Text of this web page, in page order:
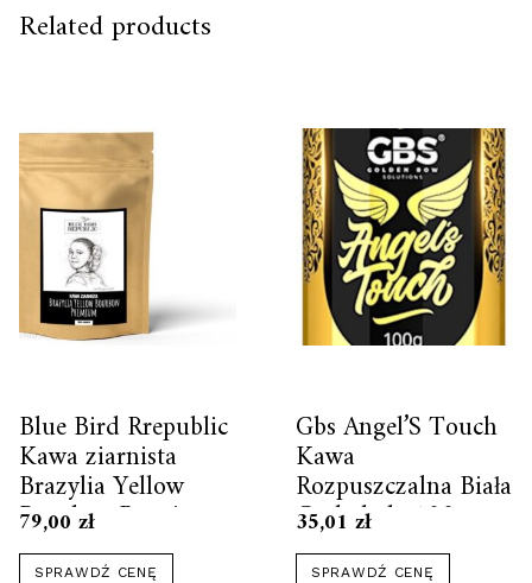
Related products
Blue Bird Rrepublic
Kawa ziarnista
Brazylia Yellow
Bourbon Premium,
1kg
79,00 zł
SPRAWDŹ CENĘ
Gbs Angel’S Touch
Kawa
Rozpuszczalna Biała
Czekolada 100g
35,01 zł
SPRAWDŹ CENĘ